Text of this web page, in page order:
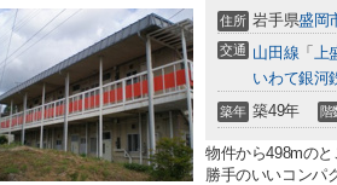
住所 岩手県盛岡
交通 山田線 「 上
いわて銀河
築年 築49年 階
物件から498mの
勝手のいいコンパ